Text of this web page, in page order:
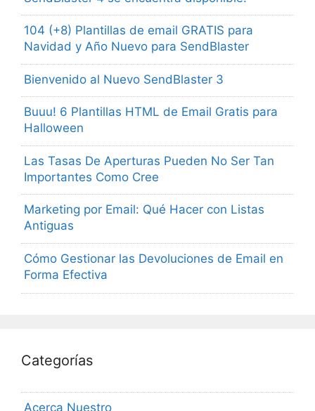
104 (+8) Plantillas de email GRATIS para
Navidad y Año Nuevo para SendBlaster
Bienvenido al Nuevo SendBlaster 3
Buuu! 6 Plantillas HTML de Email Gratis para
Halloween
Las Tasas De Aperturas Pueden No Ser Tan
Importantes Como Cree
Marketing por Email: Qué Hacer con Listas
Antiguas
Cómo Gestionar las Devoluciones de Email en
Forma Efectiva
Categorías
Acerca Nuestro